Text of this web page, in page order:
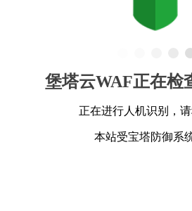
堡塔云WAF正在检
正在进行人机识别，
本站受宝塔防御系